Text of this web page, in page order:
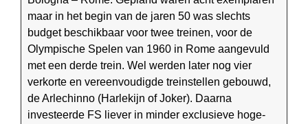
maar in het begin van de jaren 50 was slechts
budget beschik­baar voor twee treinen, voor de
Olympische Spelen van 1960 in Rome aangevuld
met een derde trein. Wel werden later nog vier
verkorte en vereenvoudigde treinstellen gebouwd,
de Arlechinno (Harlekijn of Joker). Daarna
investeerde FS liever in minder exclusieve hoge­